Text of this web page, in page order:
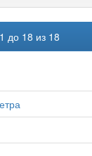
до 18 из 18